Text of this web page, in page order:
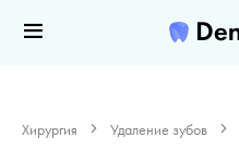
Хирургия Удаление зубов